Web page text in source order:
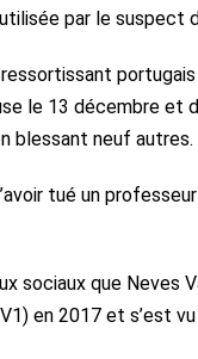
par le suspect
le 13 décembre et
blessant neuf autres.
tué un
sociaux que Neves
en 2017 et s’est